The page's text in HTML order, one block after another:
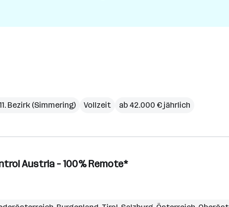
Bezirk (Simmering) Vollzeit ab 42.000 € jährlich
Austria – 100% Remote*